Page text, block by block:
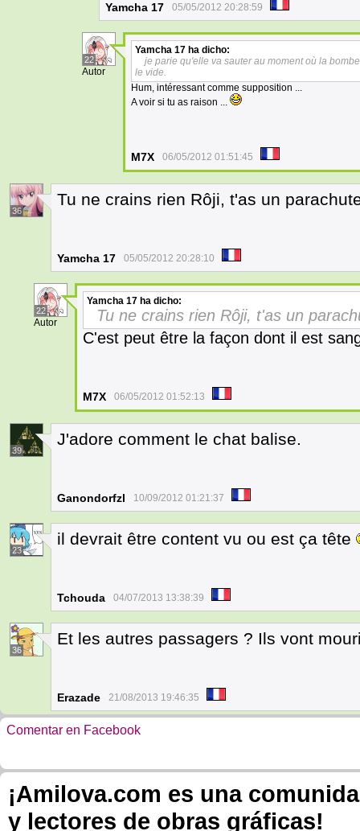
Yamcha 17 05/05/2012 20:28:59
22
Autor
Yamcha 17 ha dicho:
je parie qu'elle va sauter au moment où la
le vide.
Hum, intéressant comme supposition ...
A voir si tu as raison ...
M7X 06/05/2012 01:51:45
36
Tu ne crains rien Rôji, t'as un
Yamcha 17 05/05/2012 20:28:10
22
Autor
Yamcha 17 ha dicho:
Tu ne crains rien Rôji, t'as un
C'est peut être la façon dont il est
M7X 06/05/2012 01:52:13
39
J'adore comment le chat balise.
Ganondorfzl 10/09/2012 01:21:37
23
il devrait être content vu ou est ça tête
Tchouda 04/07/2013 13:38:39
36
Et les autres passagers ? Ils vont
Erazade 21/08/2013 19:46:35
Comentar en Facebook
¡Amilova.com es una
y lectores de obras gráficas!